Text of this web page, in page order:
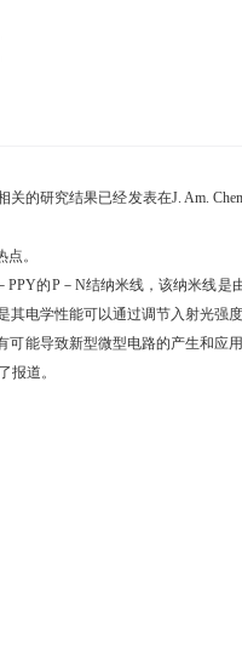
关的研究结果已经发表在J. Am.
。
PPY的P－ N结纳米线，该纳米线是
电学性能可以通过调节入射光强度
可能导致新型微型电路的产生和应用
报道。